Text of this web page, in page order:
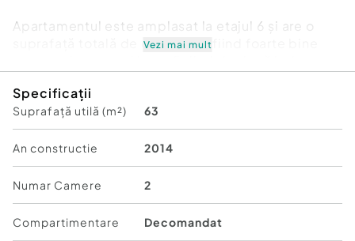
Apartamentul este amplasat la etajul 6 și are o
suprafață totală de 63,05 mp, fiind foarte bine
suplimentar și un plus de confort.
Locuința se vinde complet mobilată și utilată,
exact ca în fotografii, fiind pregătită pentru
mutare imediată. Dotările și finisajele au fost
alese pentru a oferi confort și funcționalitate în
viața de zi cu zi:
• centrală termică proprie pe gaz
Vezi mai mult
Specificații
Suprafață utilă (m²) 63
An constructie 2014
Numar Camere 2
Compartimentare Decomandat